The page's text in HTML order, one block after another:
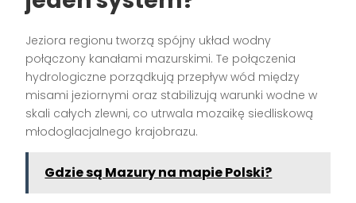
Jeziora regionu tworzą spójny układ wodny
połączony kanałami mazurskimi. Te połączenia
hydrologiczne porządkują przepływ wód między
misami jeziornymi oraz stabilizują warunki wodne w
skali całych zlewni, co utrwala mozaikę siedliskową
młodoglacjalnego krajobrazu.
Gdzie są Mazury na mapie Polski?